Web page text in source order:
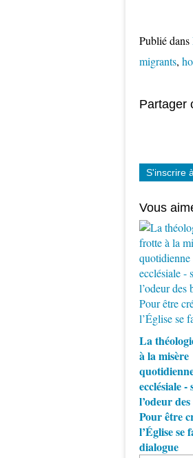
Publié dans
migrants,
Partager
S'inscrire
Vous
La
à la misère
ecclésiale -
l’odeur
Pour être
l’Église se
dialogue